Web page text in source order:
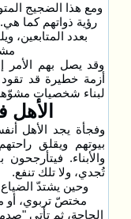
ومع هذا الضجيج
رؤية ذواتهم كما
بعدد المتابعين،
وقد يصل بهم الأمر
أزمة خطيرة قد تقود
لبناء شخصيات
وفجأة يجد الأهل
بيوتهم ويقلق
والأبناء. فيتأرجحون
تُجدي، ولا تلك تنفع.
وحين يشتدّ
مختصّ تربوي، أو
الحاجة، ثم تأتي